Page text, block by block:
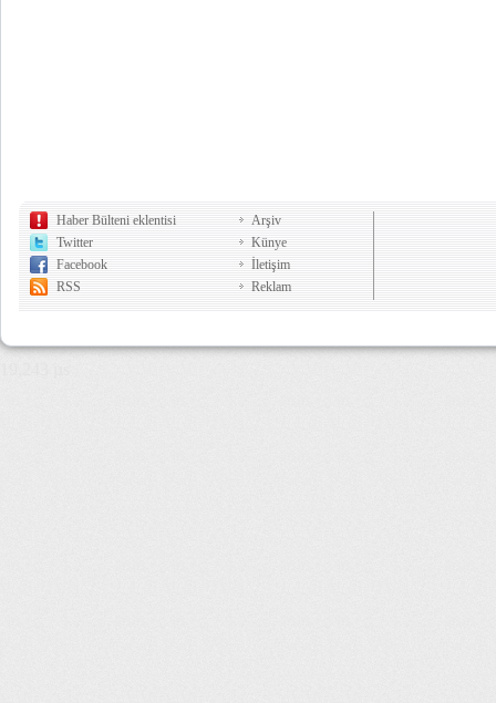
Haber Bülteni eklentisi
Twitter
Facebook
RSS
Arşiv
Künye
İletişim
Reklam